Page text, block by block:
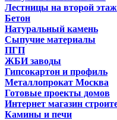
Лестницы на второй
Бетон
Натуральный камень
Сыпучие материалы
ПГП
ЖБИ заводы
Гипсокартон и профиль
Металлопрокат Москва
Готовые проекты домов
Интернет магазин
Камины и печи